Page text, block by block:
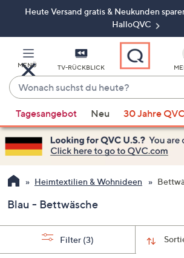
ZumHeute Versand gratis & Neukunden
HalloQVC
MENÜ TV-RÜCKBLICK
Wonach
suchst
du
heute?
Vorschläge
verfügbar
sind,
verwenden
Sie
Pfeiltasten
nach
und
Tagesangebot Neu 30 Jahre
Heimtextilien & Wohnideen
Blau - Bettwäsche
Filter (3)